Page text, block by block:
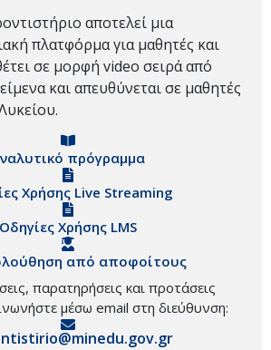
αποτελεί μια
πλατφόρμα για μαθητές και
σε μορφή video σειρά από
και απευθύνεται σε μαθητές
πρόγραμμα
Χρήσης Live Streaming
Οδηγίες Χρήσης LMS
από αποφοίτους
παρατηρήσεις και προτάσεις
μέσω email στη διεύθυνση: